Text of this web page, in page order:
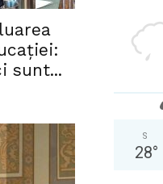
sunt...
S
28°